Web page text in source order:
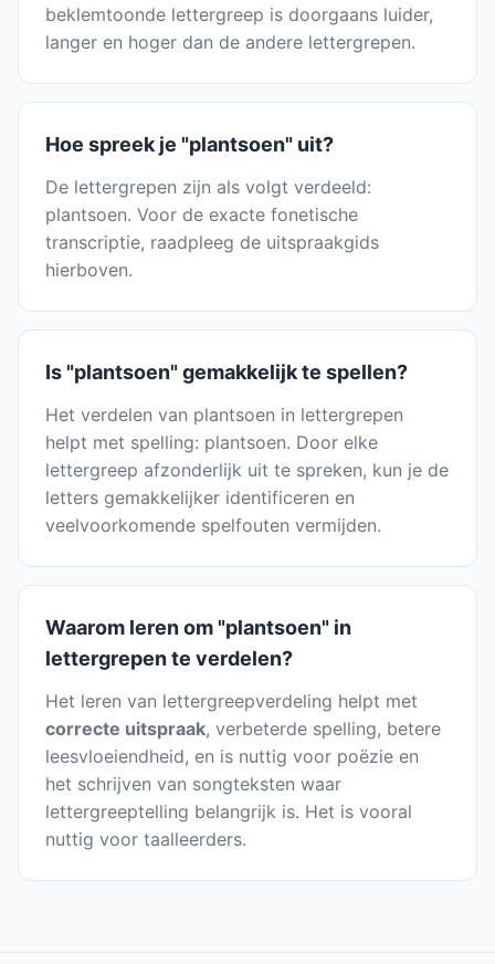
beklemtoonde lettergreep is doorgaans luider,
langer en hoger dan de andere lettergrepen.
Hoe spreek je "plantsoen" uit?
De lettergrepen zijn als volgt verdeeld:
plantsoen. Voor de exacte fonetische
transcriptie, raadpleeg de uitspraakgids
hierboven.
Is "plantsoen" gemakkelijk te spellen?
Het verdelen van plantsoen in lettergrepen
helpt met spelling: plantsoen. Door elke
lettergreep afzonderlijk uit te spreken, kun je de
letters gemakkelijker identificeren en
veelvoorkomende spelfouten vermijden.
Waarom leren om "plantsoen" in
lettergrepen te verdelen?
Het leren van lettergreepverdeling helpt met
correcte uitspraak, verbeterde spelling, betere
leesvloeiendheid, en is nuttig voor poëzie en
het schrijven van songteksten waar
lettergreeptelling belangrijk is. Het is vooral
nuttig voor taalleerders.